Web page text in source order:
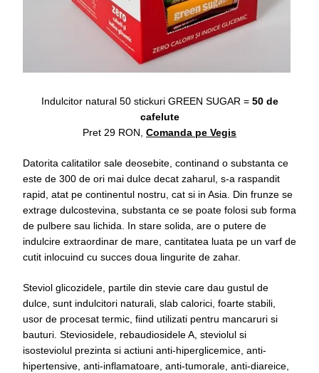
Indulcitor natural 50 stickuri GREEN SUGAR = 50 de
cafelute
Pret 29 RON, Comanda pe Vegis
Datorita calitatilor sale deosebite, continand o substanta ce
este de 300 de ori mai dulce decat zaharul, s-a raspandit
rapid, atat pe continentul nostru, cat si in Asia. Din frunze se
extrage dulcostevina, substanta ce se poate folosi sub forma
de pulbere sau lichida. In stare solida, are o putere de
indulcire extraordinar de mare, cantitatea luata pe un varf de
cutit inlocuind cu succes doua lingurite de zahar.
Steviol glicozidele, partile din stevie care dau gustul de
dulce, sunt indulcitori naturali, slab calorici, foarte stabili,
usor de procesat termic, fiind utilizati pentru mancaruri si
bauturi. Steviosidele, rebaudiosidele A, steviolul si
isosteviolul prezinta si actiuni anti-hiperglicemice, anti-
hipertensive, anti-inflamatoare, anti-tumorale, anti-diareice,